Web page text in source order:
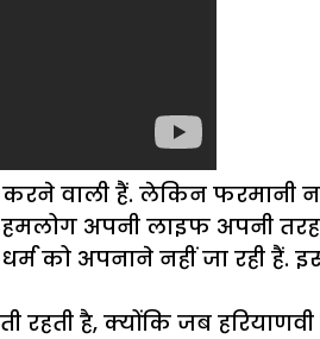
वाली हैं. लेकिन
हमलोग अपनी लाइफ अपनी
को अपनाने नहीं जा रही
रहती है, क्योंकि जब